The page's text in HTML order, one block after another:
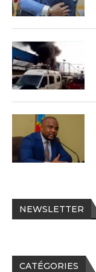
NEWSLETTER
CATÉGORIES